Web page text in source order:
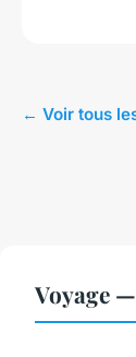
← Voir tous
Voyage